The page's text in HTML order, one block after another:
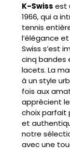
K-Swiss est
1966, qui a
tennis
l’élégance
Swiss s’est
cinq bandes
lacets. La
à un style
fois aux
apprécient
choix parfait
et
notre
avec une